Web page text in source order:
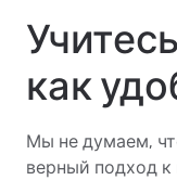
как
Мы не думаем,
верный подход